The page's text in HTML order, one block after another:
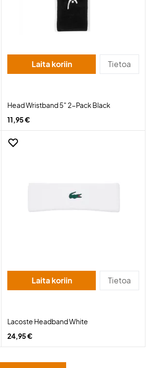
Laita koriin Tietoa
Head Wristband 5" 2-Pack Black
11,95 €
Laita koriin Tietoa
Lacoste Headband White
24,95 €